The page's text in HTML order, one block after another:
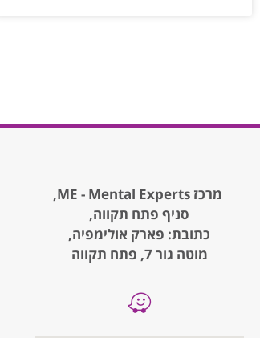
מרכז ME - Mental Experts,
סניף פתח תקווה,
כתובת: פארק אולימפיה,
מוטה גור 7, פתח תקווה